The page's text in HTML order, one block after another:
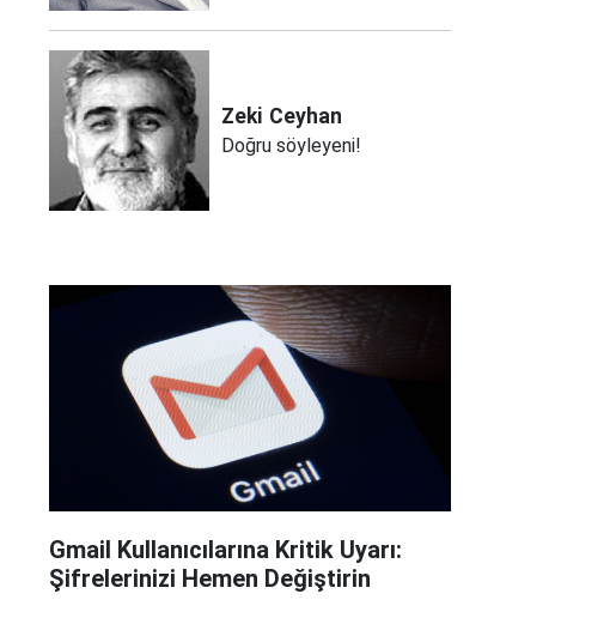
Zeki Ceyhan
Doğru söyleyeni!
Gmail Kullanıcılarına Kritik Uyarı:
Şifrelerinizi Hemen Değiştirin